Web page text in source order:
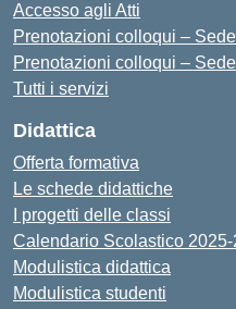
Accesso agli Atti
Prenotazioni colloqui –
Prenotazioni colloqui –
Tutti i servizi
Didattica
Offerta formativa
Le schede didattiche
I progetti delle classi
Calendario Scolastico
Modulistica didattica
Modulistica studenti